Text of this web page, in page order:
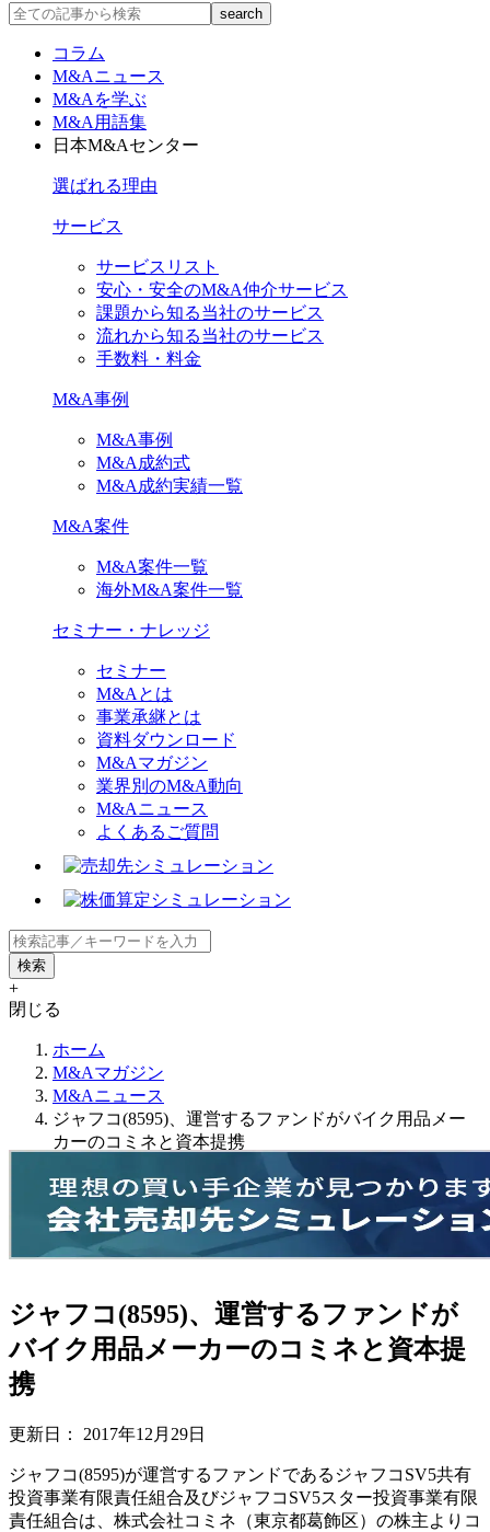
コラム
M&Aニュース
M&Aを学ぶ
M&A用語集
日本M&Aセンター
選ばれる理由
サービス
サービスリスト
安心・安全のM&A仲介サービス
課題から知る当社のサービス
流れから知る当社のサービス
手数料・料金
M&A事例
M&A事例
M&A成約式
M&A成約実績一覧
M&A案件
M&A案件一覧
海外M&A案件一覧
セミナー・ナレッジ
セミナー
M&Aとは
事業承継とは
資料ダウンロード
M&Aマガジン
業界別のM&A動向
M&Aニュース
よくあるご質問
+
閉じる
ホーム
M&Aマガジン
M&Aニュース
ジャフコ(8595)、運営するファンドがバイク用品メー
カーのコミネと資本提携
ジャフコ(8595)、運営するファンドが
バイク用品メーカーのコミネと資本提
携
更新日： 2017年12月29日
ジャフコ(8595)が運営するファンドであるジャフコSV5共有
投資事業有限責任組合及びジャフコSV5スター投資事業有限
責任組合は、株式会社コミネ（東京都葛飾区）の株主よりコ